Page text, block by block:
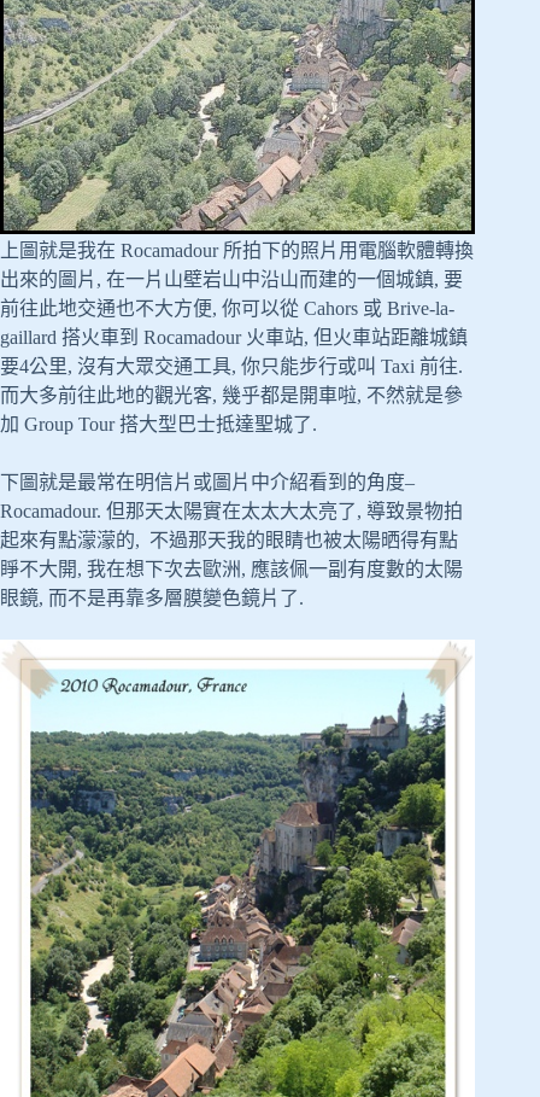
上圖就是我在 Rocamadour 所拍下的照片用電腦軟體轉換
出來的圖片, 在一片山壁岩山中沿山而建的一個城鎮, 要
前往此地交通也不大方便, 你可以從 Cahors 或 Brive-la-
gaillard 搭火車到 Rocamadour 火車站, 但火車站距離城鎮
要4公里, 沒有大眾交通工具, 你只能步行或叫 Taxi 前往.
而大多前往此地的觀光客, 幾乎都是開車啦, 不然就是參
加 Group Tour 搭大型巴士抵達聖城了.
下圖就是最常在明信片或圖片中介紹看到的角度–
Rocamadour. 但那天太陽實在太太大太亮了, 導致景物拍
起來有點濛濛的, 不過那天我的眼睛也被太陽晒得有點
睜不大開, 我在想下次去歐洲, 應該佩一副有度數的太陽
眼鏡, 而不是再靠多層膜變色鏡片了.